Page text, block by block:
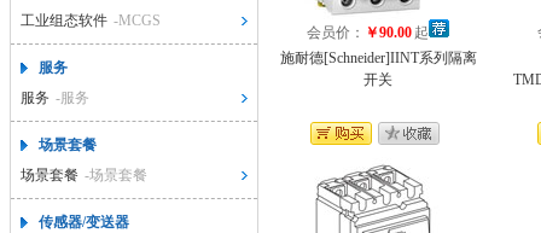
会员价： ￥90.00 起
施耐德[Schneider]IINT系列隔离
开关
工业组态软件 -MCGS
服务
服务 -服务
场景套餐
场景套餐 -场景套餐
传感器/变送器